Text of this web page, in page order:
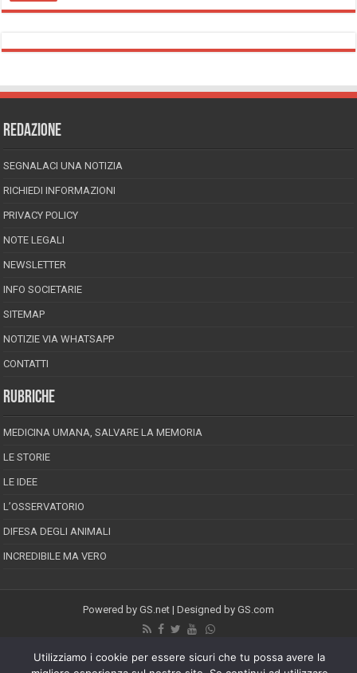
REDAZIONE
SEGNALACI UNA NOTIZIA
RICHIEDI INFORMAZIONI
PRIVACY POLICY
NOTE LEGALI
NEWSLETTER
INFO SOCIETARIE
SITEMAP
NOTIZIE VIA WHATSAPP
CONTATTI
RUBRICHE
MEDICINA UMANA, SALVARE LA MEMORIA
LE STORIE
LE IDEE
L’OSSERVATORIO
DIFESA DEGLI ANIMALI
INCREDIBILE MA VERO
Powered by GS.net | Designed by GS.com
Registrazione Tribunale di Pescara reg. speciale della stampa n.08/2012
Utilizziamo i cookie per essere sicuri che tu possa avere la